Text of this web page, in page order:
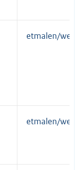
etmalen/week
etmalen/week